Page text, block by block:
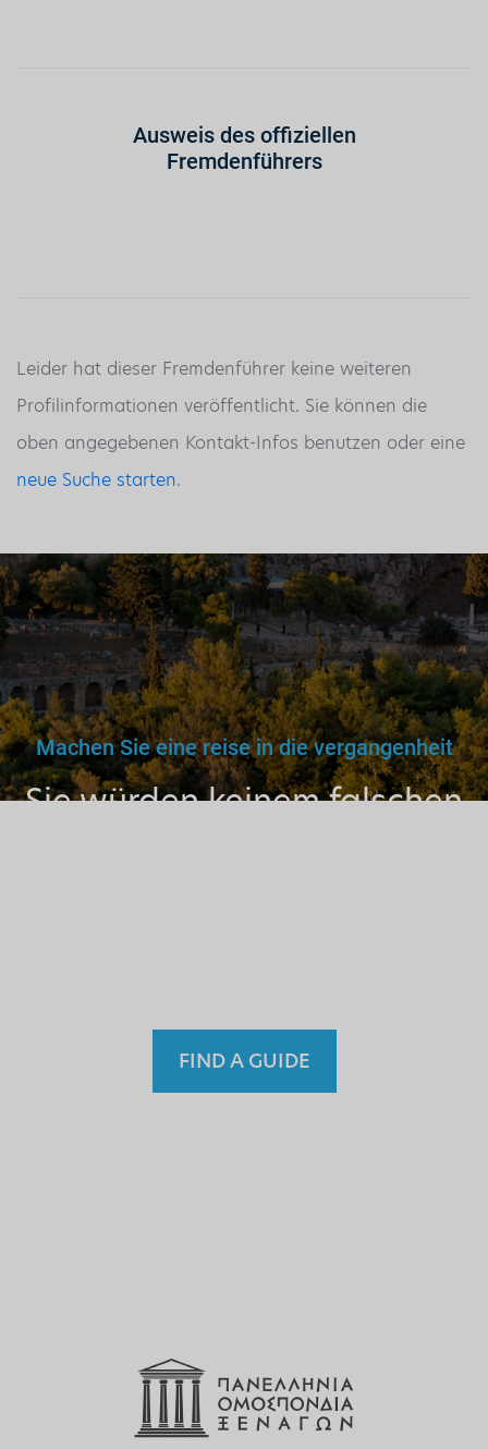
Ausweis des offiziellen
Fremdenführers
Leider hat dieser Fremdenführer keine weiteren
Profilinformationen veröffentlicht. Sie können die
oben angegebenen Kontakt-Infos benutzen oder eine
neue Suche starten.
Machen Sie eine reise in die vergangenheit
Sie würden keinem falschen
FIND A GUIDE